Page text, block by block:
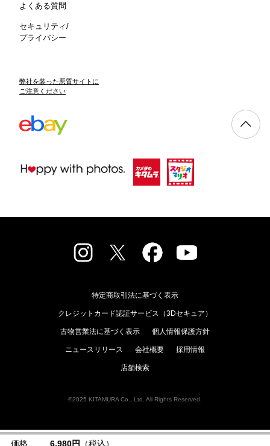
価格 6,980円 （税込）
よくある質問
セキュリティ/
プライバシー
弊社を装った悪質サイトに
ご注意ください
特定商取引法に基づく表示
クレジットカード認証サービス（3Dセキュア）
古物営業法に基づく表示 個人情報保護方針
ニュースリリース 会社概要 採用情報
店舗検索
©2025 KITAMURA Co., Ltd. All Rights Reserved.